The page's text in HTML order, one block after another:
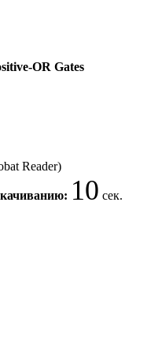
OR Gates
Reader)
скачиванию:9сек.